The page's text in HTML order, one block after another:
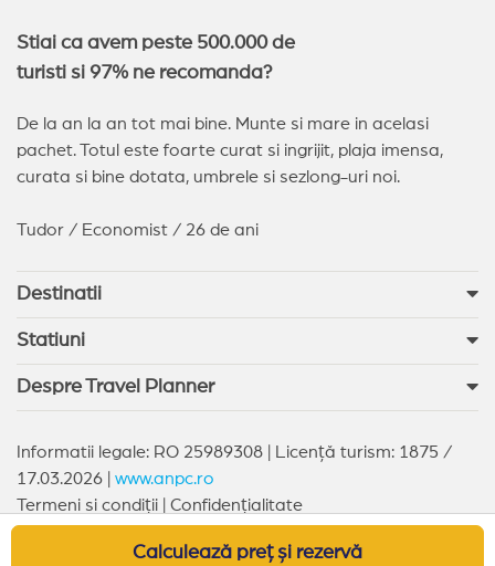
Calculează preț și rezervă
Stiai ca avem peste 500.000 de
turisti si 97% ne recomanda?
De la an la an tot mai bine. Munte si mare in acelasi
pachet. Totul este foarte curat si ingrijit, plaja imensa,
curata si bine dotata, umbrele si sezlong-uri noi.
Tudor / Economist / 26 de ani
Destinatii
Statiuni
Despre Travel Planner
Informatii legale: RO 25989308 | Licență turism: 1875 /
17.03.2026 | www.anpc.ro
Copyright © 2026 Travel Planner. All rights reserved
Termeni si condiții Confidențialitate